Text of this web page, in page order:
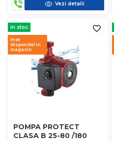
Vezi detalii
in stoc
Pret
disponibil in
magazin
POMPA PROTECT
CLASA B 25-80 /180